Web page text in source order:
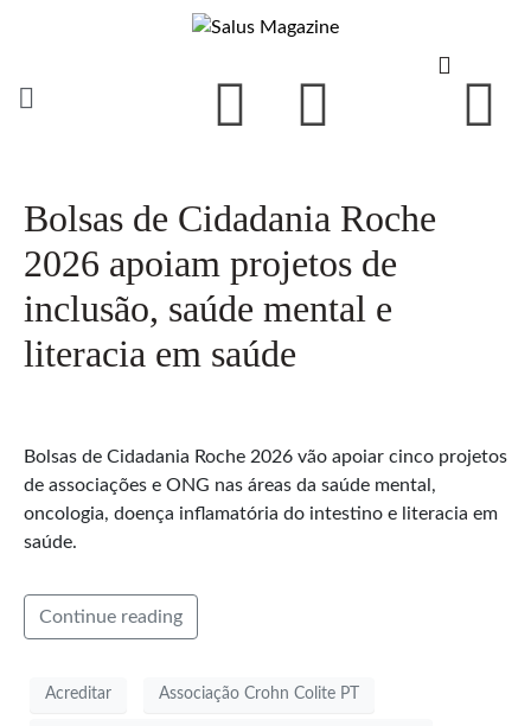
Bolsas de Cidadania Roche
2026 apoiam projetos de
inclusão, saúde mental e
literacia em saúde
Bolsas de Cidadania Roche 2026 vão apoiar cinco projetos
de associações e ONG nas áreas da saúde mental,
oncologia, doença inflamatória do intestino e literacia em
saúde.
Continue reading
Acreditar Associação Crohn Colite PT